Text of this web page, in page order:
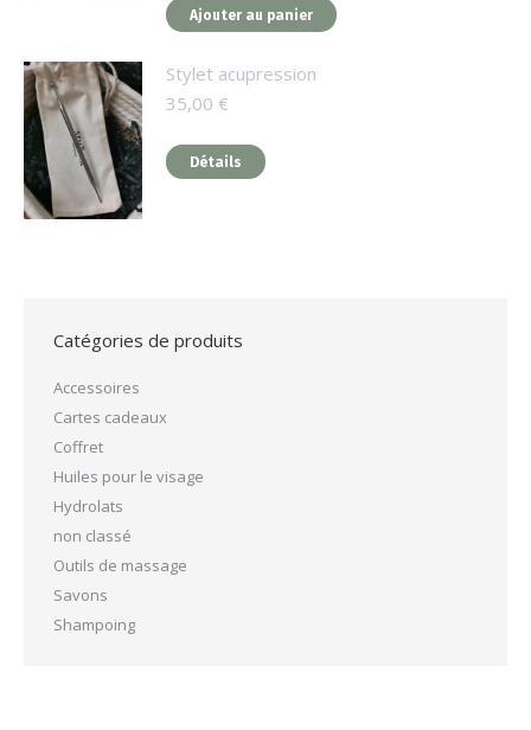
Ajouter au panier
Stylet acupression
35,00 €
Détails
Catégories de produits
Accessoires
Cartes cadeaux
Coffret
Huiles pour le visage
Hydrolats
non classé
Outils de massage
Savons
Shampoing